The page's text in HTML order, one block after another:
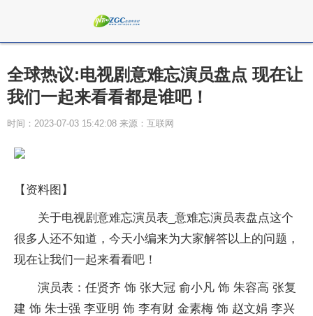
全球热议:电视剧意难忘演员盘点 现在让
我们一起来看看都是谁吧！
时间：2023-07-03 15:42:08 来源：互联网
【资料图】
关于电视剧意难忘演员表_意难忘演员表盘点这个
很多人还不知道，今天小编来为大家解答以上的问题，
现在让我们一起来看看吧！
演员表：任贤齐 饰 张大冠 俞小凡 饰 朱容高 张复
建 饰 朱士强 李亚明 饰 李有财 金素梅 饰 赵文娟 李兴